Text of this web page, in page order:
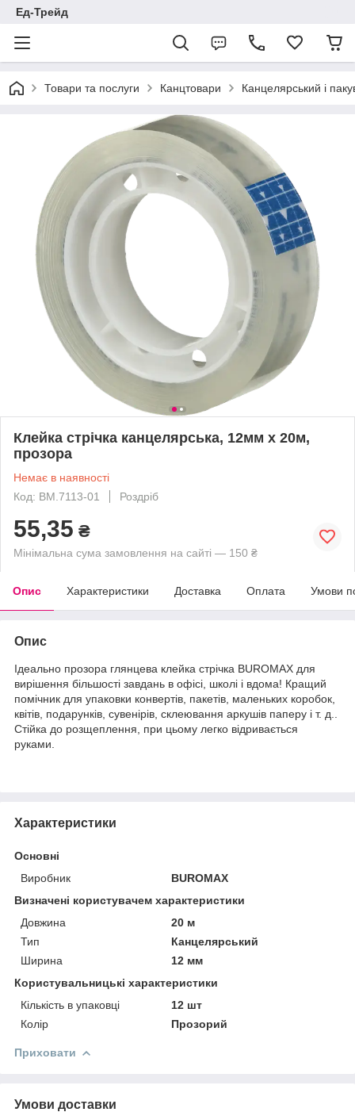
Ед-Трейд
Товари та послуги Канцтовари Канцелярський і
Клейка стрічка канцелярська, 12мм х 20м,
прозора
Немає в наявності
Код: BM.7113-01
Роздріб
55,35 ₴
Мінімальна сума замовлення на сайті — 150 ₴
Опис Характеристики Доставка Оплата Умови
Опис
Ідеально прозора глянцева клейка стрічка BUROMAX для
вирішення більшості завдань в офісі, школі і вдома! Кращий
помічник для упаковки конвертів, пакетів, маленьких коробок,
квітів, подарунків, сувенірів, склеювання аркушів паперу і т. д..
Стійка до розщеплення, при цьому легко відривається
руками.
Характеристики
Основні
Виробник
BUROMAX
Визначені користувачем характеристики
Довжина
20 м
Тип
Канцелярський
Ширина
12 мм
Користувальницькі характеристики
Кількість в упаковці
12 шт
Колір
Прозорий
Приховати
Умови доставки